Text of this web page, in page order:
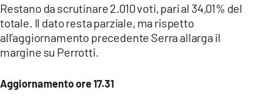
Restano da scrutinare 2.010 voti, pari al 34,01% del
totale. Il dato resta parziale, ma rispetto
all’aggiornamento precedente Serra allarga il
margine su Perrotti.
Aggiornamento ore 17.31